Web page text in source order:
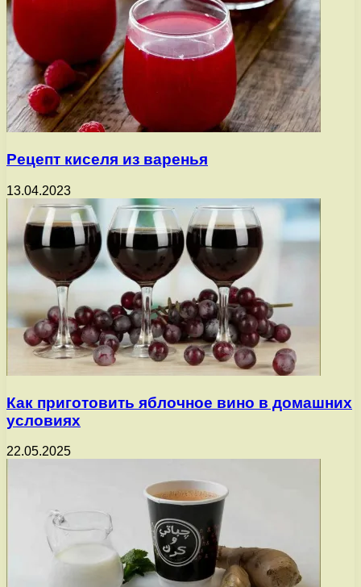
Рецепт киселя из варенья
13.04.2023
Как приготовить яблочное вино в домашних
условиях
22.05.2025